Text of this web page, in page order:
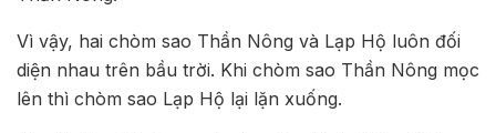
Vì vậy, hai chòm sao Thần Nông và Lạp Hộ luôn đối
diện nhau trên bầu trời. Khi chòm sao Thần Nông mọc
lên thì chòm sao Lạp Hộ lại lặn xuống.